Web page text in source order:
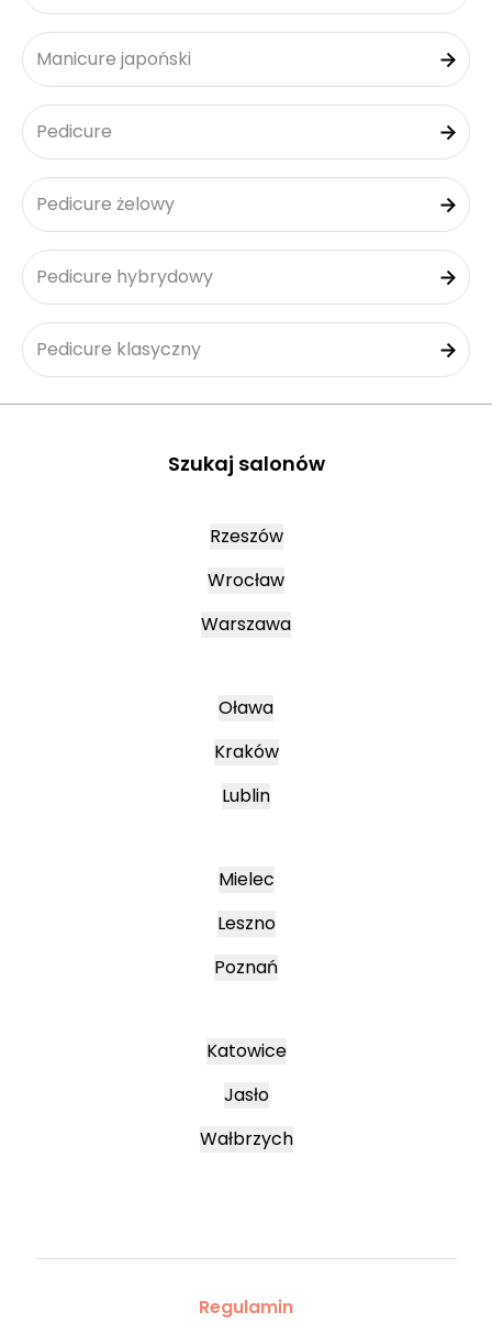
Manicure japoński
Pedicure
Pedicure żelowy
Pedicure hybrydowy
Pedicure klasyczny
Szukaj salonów
Rzeszów
Wrocław
Warszawa
Oława
Kraków
Lublin
Mielec
Leszno
Poznań
Katowice
Jasło
Wałbrzych
Regulamin